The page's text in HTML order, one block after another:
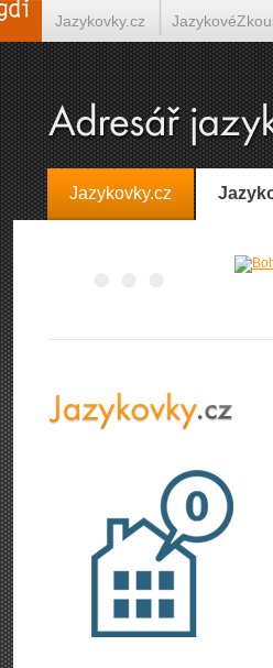
Jazykovky.cz
Jazykovky.cz
Španělština on-line